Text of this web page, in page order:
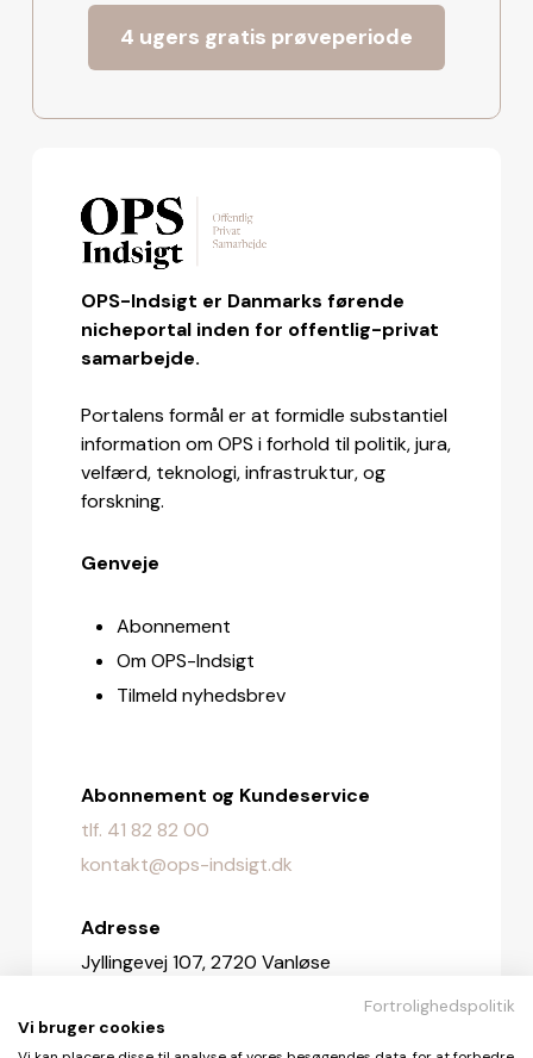
4 ugers gratis prøveperiode
OPS-Indsigt er Danmarks førende
nicheportal inden for offentlig-privat
samarbejde.
Portalens formål er at formidle substantiel
information om OPS i forhold til politik, jura,
velfærd, teknologi, infrastruktur, og
forskning.
Genveje
Abonnement
Om OPS-Indsigt
Tilmeld nyhedsbrev
Abonnement og Kundeservice
tlf. 41 82 82 00
kontakt@ops-indsigt.dk
Adresse
Jyllingevej 107, 2720 Vanløse
Redaktionen
Fortrolighedspolitik
Vi bruger cookies